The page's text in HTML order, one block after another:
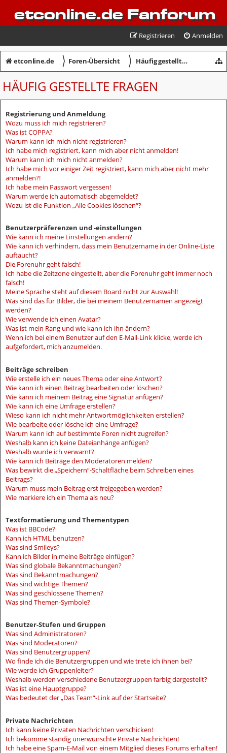
etconline.de Fanforum
Anmelden
Registrieren
etconline.de 〉 Foren-Übersicht 〉 Häufig gestellte Fragen
HÄUFIG GESTELLTE FRAGEN
Registrierung und Anmeldung
Wozu muss ich mich registrieren?
Was ist COPPA?
Warum kann ich mich nicht registrieren?
Ich habe mich registriert, kann mich aber nicht anmelden!
Warum kann ich mich nicht anmelden?
Ich habe mich vor einiger Zeit registriert, kann mich aber nicht mehr
anmelden?!
Ich habe mein Passwort vergessen!
Warum werde ich automatisch abgemeldet?
Wozu ist die Funktion „Alle Cookies löschen“?
Benutzerpräferenzen und -einstellungen
Wie kann ich meine Einstellungen ändern?
Wie kann ich verhindern, dass mein Benutzername in der Online-Liste
auftaucht?
Die Forenuhr geht falsch!
Ich habe die Zeitzone eingestellt, aber die Forenuhr geht immer noch
falsch!
Meine Sprache steht auf diesem Board nicht zur Auswahl!
Was sind das für Bilder, die bei meinem Benutzernamen angezeigt
werden?
Wie verwende ich einen Avatar?
Was ist mein Rang und wie kann ich ihn ändern?
Wenn ich bei einem Benutzer auf den E-Mail-Link klicke, werde ich
aufgefordert, mich anzumelden.
Beiträge schreiben
Wie erstelle ich ein neues Thema oder eine Antwort?
Wie kann ich einen Beitrag bearbeiten oder löschen?
Wie kann ich meinem Beitrag eine Signatur anfügen?
Wie kann ich eine Umfrage erstellen?
Wieso kann ich nicht mehr Antwortmöglichkeiten erstellen?
Wie bearbeite oder lösche ich eine Umfrage?
Warum kann ich auf bestimmte Foren nicht zugreifen?
Weshalb kann ich keine Dateianhänge anfügen?
Weshalb wurde ich verwarnt?
Wie kann ich Beiträge den Moderatoren melden?
Was bewirkt die „Speichern“-Schaltfläche beim Schreiben eines
Beitrags?
Warum muss mein Beitrag erst freigegeben werden?
Wie markiere ich ein Thema als neu?
Textformatierung und Thementypen
Was ist BBCode?
Kann ich HTML benutzen?
Was sind Smileys?
Kann ich Bilder in meine Beiträge einfügen?
Was sind globale Bekanntmachungen?
Was sind Bekanntmachungen?
Was sind wichtige Themen?
Was sind geschlossene Themen?
Was sind Themen-Symbole?
Benutzer-Stufen und Gruppen
Was sind Administratoren?
Was sind Moderatoren?
Was sind Benutzergruppen?
Wo finde ich die Benutzergruppen und wie trete ich ihnen bei?
Wie werde ich Gruppenleiter?
Weshalb werden verschiedene Benutzergruppen farbig dargestellt?
Was ist eine Hauptgruppe?
Was bedeutet der „Das Team“-Link auf der Startseite?
Private Nachrichten
Ich kann keine Privaten Nachrichten verschicken!
Ich bekomme ständig unerwünschte Private Nachrichten!
Ich habe eine Spam-E-Mail von einem Mitglied dieses Forums erhalten!